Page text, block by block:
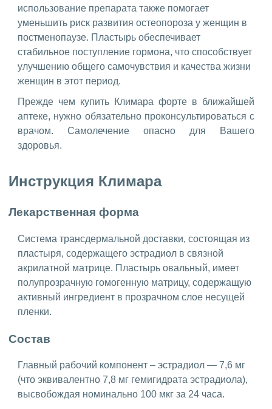
использование препарата также помогает
уменьшить риск развития остеопороза у женщин в
постменопаузе. Пластырь обеспечивает
стабильное поступление гормона, что способствует
улучшению общего самочувствия и качества жизни
женщин в этот период.
Прежде чем купить Климара форте в ближайшей
аптеке, нужно обязательно проконсультироваться с
врачом. Самолечение опасно для Вашего
здоровья.
Инструкция Климара
Лекарственная форма
Система трансдермальной доставки, состоящая из
пластыря, содержащего эстрадиол в связной
акрилатной матрице. Пластырь овальный, имеет
полупрозрачную гомогенную матрицу, содержащую
активный ингредиент в прозрачном слое несущей
пленки.
Состав
Главный рабочий компонент – эстрадиол — 7,6 мг
(что эквивалентно 7,8 мг гемигидрата эстрадиола),
высвобождая номинально 100 мкг за 24 часа.